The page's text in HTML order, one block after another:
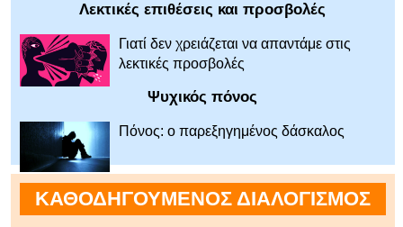
Λεκτικές επιθέσεις και προσβολές
Γιατί δεν χρειάζεται να απαντάμε στις
λεκτικές προσβολές
Ψυχικός πόνος
Πόνος: ο παρεξηγημένος δάσκαλος
ΚΑΘΟΔΗΓΟΥΜΕΝΟΣ ΔΙΑΛΟΓΙΣΜΟΣ